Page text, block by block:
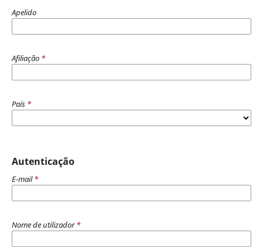
Apelido
Afiliação *
País *
Autenticação
E-mail*
Nome de utilizador*